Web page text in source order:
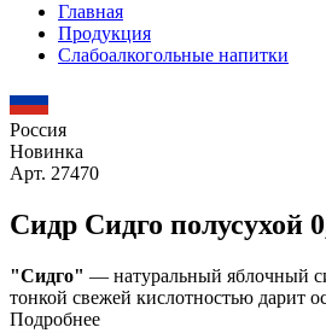
Главная
Продукция
Слабоалкогольные напитки
Россия
Новинка
Арт. 27470
Сидр Сидго полусухой
"Сидго" — натуральный яблочный
тонкой свежей кислотностью дарит
Подробнее